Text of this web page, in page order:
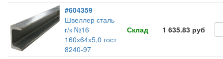
#604359
Швеллер сталь
г/к №16
160х64х5,0 гост
8240-97
Склад 1 635.83 руб